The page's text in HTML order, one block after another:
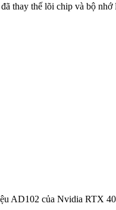
thay thế lõi chip và bộ
AD102 của Nvidia RTX